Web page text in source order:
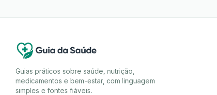
Guias práticos sobre saúde, nutrição,
medicamentos e bem-estar, com linguagem
simples e fontes fiáveis.